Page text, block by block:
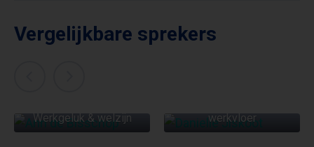
Vergelijkbare sprekers
Werkgeluk & welzijn
werkvloer